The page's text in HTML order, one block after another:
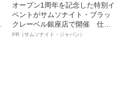
オープン1周年を記念した特別イ
ベントがサムソナイト・ブラッ
クレーベル銀座店で開催 仕事
も人生も自分らしく～笑顔あふ
PR（サムソナイト・ジャパン）